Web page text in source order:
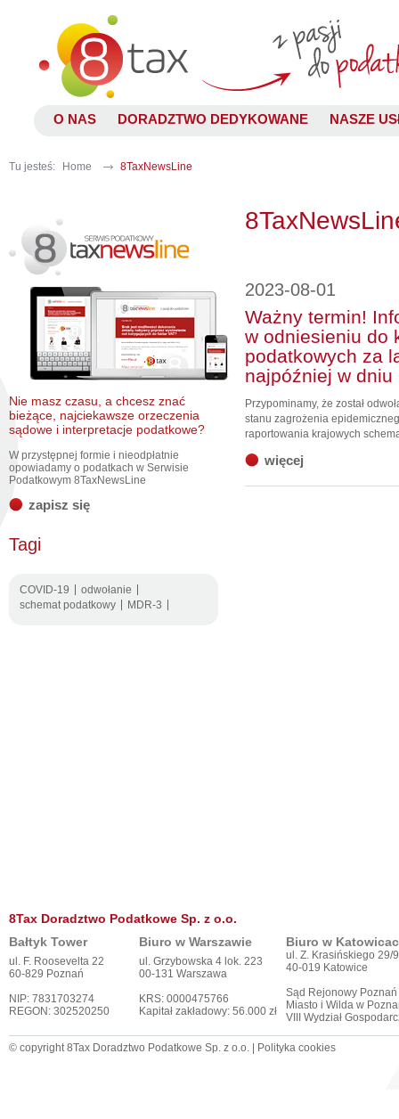
O NAS DORADZTWO DEDYKOWANE NASZE
Tu jesteś: Home 8TaxNewsLine
Nie masz czasu, a chcesz znać
bieżące, najciekawsze orzeczenia
sądowe i interpretacje podatkowe?
W przystępnej formie i nieodpłatnie
opowiadamy o podatkach w Serwisie
Podatkowym 8TaxNewsLine
zapisz się
Tagi
COVID-19
odwołanie
schemat podatkowy
MDR-3
2023-08-01
Ważny termin!
w odniesieniu do
podatkowych za
najpóźniej w
Przypominamy, że został
stanu zagrożenia
raportowania krajowych
więcej
8Tax Doradztwo Podatkowe Sp. z o.o.
Bałtyk Tower
Biuro w Warszawie Biuro w
ul. F. Roosevelta 22
60-829 Poznań
NIP: 7831703274
REGON: 302520250
ul. Grzybowska 4 lok. 223
00-131 Warszawa
KRS: 0000475766
Kapitał zakładowy: 56.000 zł
ul. Z. Krasińskiego 29/9
40-019 Katowice
Sąd Rejonowy
Miasto i Wilda w
VIII Wydział
© copyright 8Tax Doradztwo Podatkowe Sp. z o.o. | Polityka cookies